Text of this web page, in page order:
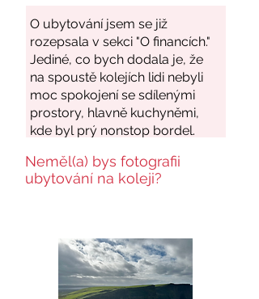
Neměl(a) bys fotografii
ubytování na koleji?